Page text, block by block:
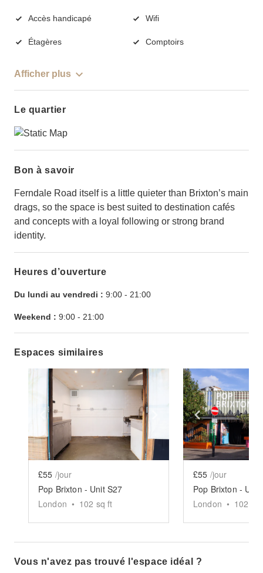
Accès handicapé Wifi
Étagères Comptoirs
Afficher plus
Le quartier
Bon à savoir
Ferndale Road itself is a little quieter than Brixton’s main
drags, so the space is best suited to destination cafés
and concepts with a loyal following or strong brand
identity.
Heures d’ouverture
Du lundi au vendredi : 9:00 - 21:00
Weekend : 9:00 - 21:00
Espaces similaires
Show previous slide Show next slide
£55 /jour
Pop Brixton - Unit S27
London • 102 sq ft
Show
£55 /jour
Pop Brixton - Unit
London • 102
Vous n'avez pas trouvé l'espace idéal ?